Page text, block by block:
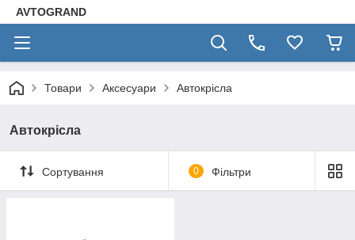
AVTOGRAND
Товари Аксесуари Автокрісла
Автокрісла
Сортування 0 Фільтри